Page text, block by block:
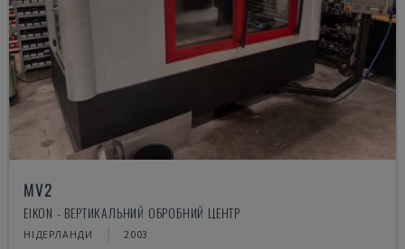
MV2
EIKON - ВЕРТИКАЛЬНИЙ ОБРОБНИЙ ЦЕНТР
НІДЕРЛАНДИ 2003